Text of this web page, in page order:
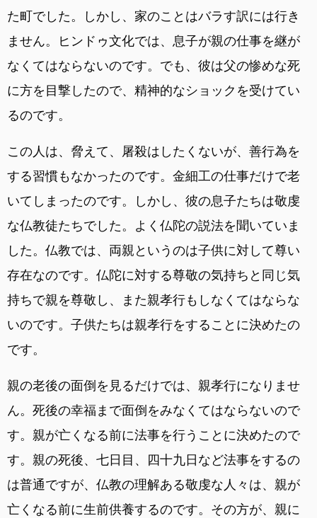
た町でした。しかし、家のことはバラす訳には行き
ません。ヒンドゥ文化では、息子が親の仕事を継が
なくてはならないのです。でも、彼は父の惨めな死
に方を目撃したので、精神的なショックを受けてい
るのです。
この人は、脅えて、屠殺はしたくないが、善行為を
する習慣もなかったのです。金細工の仕事だけで老
いてしまったのです。しかし、彼の息子たちは敬虔
な仏教徒たちでした。よく仏陀の説法を聞いていま
した。仏教では、両親というのは子供に対して尊い
存在なのです。仏陀に対する尊敬の気持ちと同じ気
持ちで親を尊敬し、また親孝行もしなくてはならな
いのです。子供たちは親孝行をすることに決めたの
です。
親の老後の面倒を見るだけでは、親孝行になりませ
ん。死後の幸福まで面倒をみなくてはならないので
す。親が亡くなる前に法事を行うことに決めたので
す。親の死後、七日目、四十九日など法事をするの
は普通ですが、仏教の理解ある敬虔な人々は、親が
亡くなる前に生前供養するのです。その方が、親に